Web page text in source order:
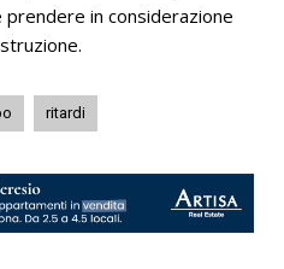
in considerazione
ritardi